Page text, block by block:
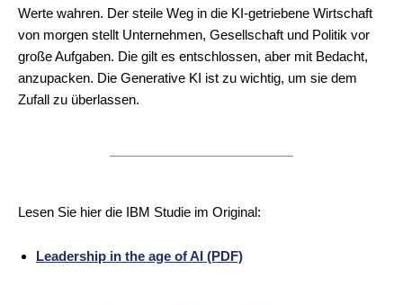
Werte wahren. Der steile Weg in die KI-getriebene Wirtschaft
von morgen stellt Unternehmen, Gesellschaft und Politik vor
große Aufgaben. Die gilt es entschlossen, aber mit Bedacht,
anzupacken. Die Generative KI ist zu wichtig, um sie dem
Zufall zu überlassen.
Lesen Sie hier die IBM Studie im Original:
Leadership in the age of AI (PDF)